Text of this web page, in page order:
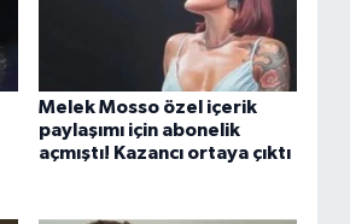
Melek Mosso özel içerik
paylaşımı için abonelik
açmıştı! Kazancı ortaya çıktı